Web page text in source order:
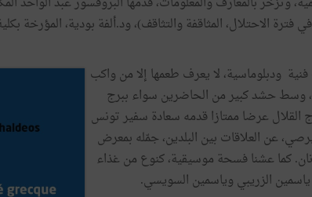
فترة الاحتلال، المثاقفة والتثاقف)، ود.ألفة بودية، المؤرخة
ودبلوماسية، لا يعرف طعمها إلا من واكب
وسط حشد كبير من الحاضرين سواء ببرج
القلال عرضا ممتازا قدمه سعادة سفير تونس
عن العلاقات بين البلدين، جمّله بمعرض
كما عشنا فسحة موسيقية، كنوع من غذاء
ياسمين الزريبي وياسمين السويسي.